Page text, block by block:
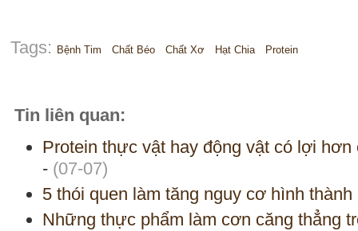
Tags: Bệnh Tim Chất Béo Chất Xơ Hạt Chia Protein
Tin liên quan:
Protein thực vật hay động vật có lợi
- (07-07)
5 thói quen làm tăng nguy cơ hình
Những thực phẩm làm cơn căng thẳng